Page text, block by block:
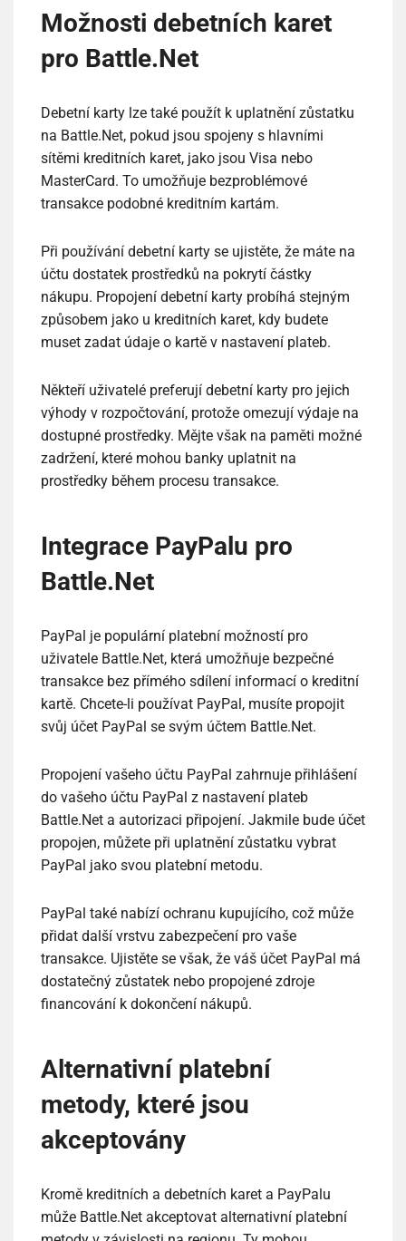
Možnosti debetních karet
pro Battle.Net
Debetní karty lze také použít k uplatnění zůstatku
na Battle.Net, pokud jsou spojeny s hlavními
sítěmi kreditních karet, jako jsou Visa nebo
MasterCard. To umožňuje bezproblémové
transakce podobné kreditním kartám.
Při používání debetní karty se ujistěte, že máte na
účtu dostatek prostředků na pokrytí částky
nákupu. Propojení debetní karty probíhá stejným
způsobem jako u kreditních karet, kdy budete
muset zadat údaje o kartě v nastavení plateb.
Někteří uživatelé preferují debetní karty pro jejich
výhody v rozpočtování, protože omezují výdaje na
dostupné prostředky. Mějte však na paměti možné
zadržení, které mohou banky uplatnit na
prostředky během procesu transakce.
Integrace PayPalu pro
Battle.Net
PayPal je populární platební možností pro
uživatele Battle.Net, která umožňuje bezpečné
transakce bez přímého sdílení informací o kreditní
kartě. Chcete-li používat PayPal, musíte propojit
svůj účet PayPal se svým účtem Battle.Net.
Propojení vašeho účtu PayPal zahrnuje přihlášení
do vašeho účtu PayPal z nastavení plateb
Battle.Net a autorizaci připojení. Jakmile bude účet
propojen, můžete při uplatnění zůstatku vybrat
PayPal jako svou platební metodu.
PayPal také nabízí ochranu kupujícího, což může
přidat další vrstvu zabezpečení pro vaše
transakce. Ujistěte se však, že váš účet PayPal má
dostatečný zůstatek nebo propojené zdroje
financování k dokončení nákupů.
Alternativní platební
metody, které jsou
akceptovány
Kromě kreditních a debetních karet a PayPalu
může Battle.Net akceptovat alternativní platební